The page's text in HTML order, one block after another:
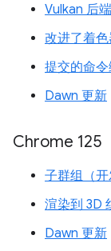
Vulkan 后
改进了着
提交的命
Dawn 更新
Chrome 125
子群组（开
渲染到 3D
Dawn 更新